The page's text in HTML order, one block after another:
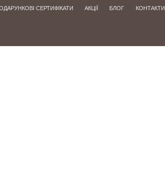
СЕРТИФІКАТИ АКЦІЇ БЛОГ КОНТАКТИ